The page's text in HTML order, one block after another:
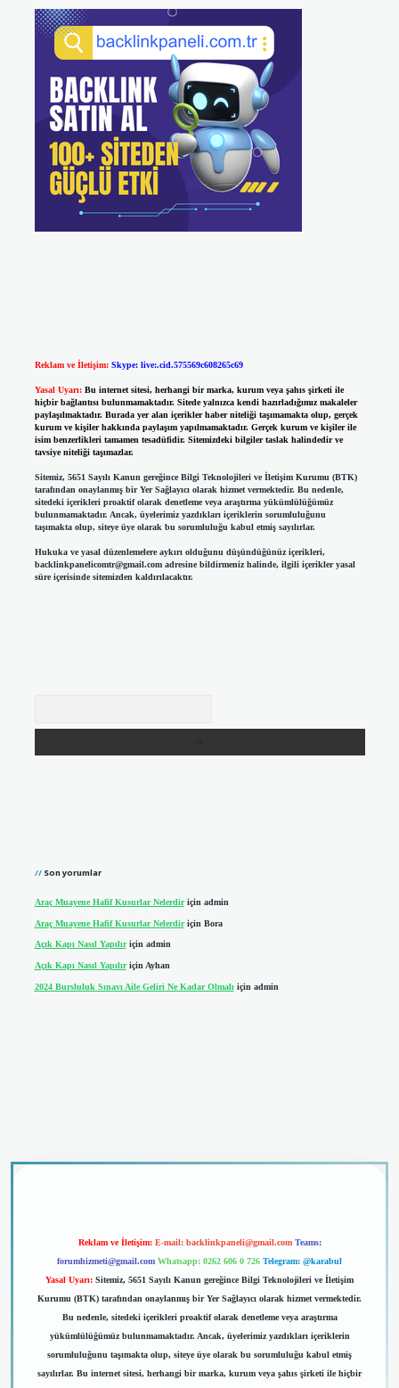
Reklam ve İletişim: Skype: live:.cid.575569c608265c69
Yasal Uyarı: Bu internet sitesi, herhangi bir marka, kurum veya şahıs şirketi ile
hiçbir bağlantısı bulunmamaktadır. Sitede yalnızca kendi hazırladığımız makaleler
paylaşılmaktadır. Burada yer alan içerikler haber niteliği taşımamakta olup, gerçek
kurum ve kişiler hakkında paylaşım yapılmamaktadır. Gerçek kurum ve kişiler ile
isim benzerlikleri tamamen tesadüfidir. Sitemizdeki bilgiler taslak halindedir ve
tavsiye niteliği taşımazlar.
Sitemiz, 5651 Sayılı Kanun gereğince Bilgi Teknolojileri ve İletişim Kurumu (BTK)
tarafından onaylanmış bir Yer Sağlayıcı olarak hizmet vermektedir. Bu nedenle,
sitedeki içerikleri proaktif olarak denetleme veya araştırma yükümlülüğümüz
bulunmamaktadır. Ancak, üyelerimiz yazdıkları içeriklerin sorumluluğunu
taşımakta olup, siteye üye olarak bu sorumluluğu kabul etmiş sayılırlar.
Hukuka ve yasal düzenlemelere aykırı olduğunu düşündüğünüz içerikleri,
backlinkpanelicomtr@gmail.comadresine bildirmeniz halinde, ilgili içerikler yasal
süre içerisinde sitemizden kaldırılacaktır.
Son yorumlar
Araç Muayene Hafif Kusurlar Nelerdiriçin admin
Araç Muayene Hafif Kusurlar Nelerdiriçin Bora
Açık Kapı Nasıl Yapılıriçin admin
Açık Kapı Nasıl Yapılıriçin Ayhan
2024 Bursluluk Sınavı Aile Geliri Ne Kadar Olmalıiçin admin
Reklam ve İletişim: E-mail: backlinkpaneli@gmail.com Teams:
forumhizmeti@gmail.com Whatsapp: 0262 606 0 726 Telegram: @karabul
Yasal Uyarı: Sitemiz, 5651 Sayılı Kanun gereğince Bilgi Teknolojileri ve İletişim
Kurumu (BTK) tarafından onaylanmış bir Yer Sağlayıcı olarak hizmet vermektedir.
Bu nedenle, sitedeki içerikleri proaktif olarak denetleme veya araştırma
yükümlülüğümüz bulunmamaktadır. Ancak, üyelerimiz yazdıkları içeriklerin
sorumluluğunu taşımakta olup, siteye üye olarak bu sorumluluğu kabul etmiş
sayılırlar. Bu internet sitesi, herhangi bir marka, kurum veya şahıs şirketi ile hiçbir